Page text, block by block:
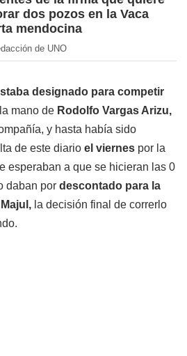
dos pozos en la Vaca
mendocina
de UNO
designado para competir
mano de Rodolfo Vargas Arizu,
y hasta había sido
de este diario el viernes por la
esperaban a que se hicieran las 0
daban por descontado para la
la decisión final de correrlo